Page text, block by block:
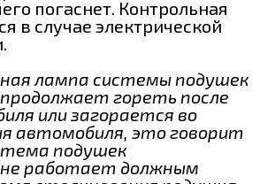
погаснет. Контрольная
в случае электрической
лампа системы подушек
гореть после
или загорается во
автомобиля, это говорит
подушек
не работает должным